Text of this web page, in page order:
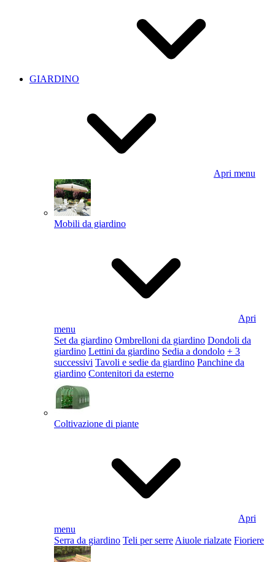
GIARDINO
Apri menu
Mobili da giardino
Apri
menu
Set da giardino Ombrelloni da giardino Dondoli da
giardino Lettini da giardino Sedia a dondolo + 3
successivi Tavoli e sedie da giardino Panchine da
giardino Contenitori da esterno
Coltivazione di piante
Apri
menu
Serra da giardino Teli per serre Aiuole rialzate Fioriere